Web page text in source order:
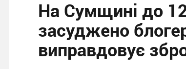
На Сумщині до
засуджено
виправдовує